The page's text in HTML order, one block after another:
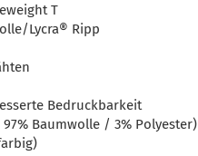
T
Lycra® Ripp
Bedruckbarkeit
Baumwolle / 3% Polyester)